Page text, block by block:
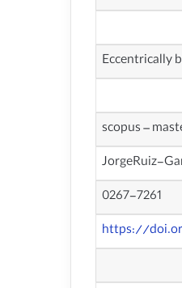
Eccentrically
scopus –
JorgeRuiz-
0267-7261
https://